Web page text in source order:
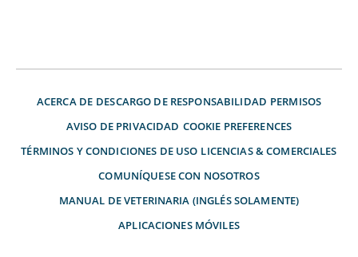
ACERCA DE DESCARGO DE RESPONSABILIDAD PERMISOS
AVISO DE PRIVACIDAD COOKIE PREFERENCES
TÉRMINOS Y CONDICIONES DE USO LICENCIAS & COMERCIALES
COMUNÍQUESE CON NOSOTROS
MANUAL DE VETERINARIA (INGLÉS SOLAMENTE)
APLICACIONES MÓVILES